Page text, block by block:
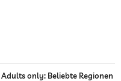
only: Beliebte Regionen